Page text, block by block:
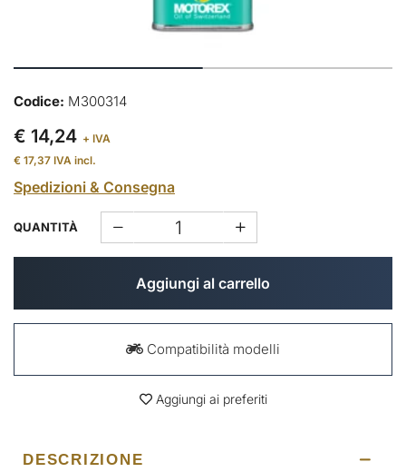
Codice: M300314
€ 14,24 + IVA
€ 17,37 IVA incl.
Spedizioni & Consegna
QUANTITÀ
Aggiungi al carrello
Compatibilità modelli
Aggiungi ai preferiti
DESCRIZIONE